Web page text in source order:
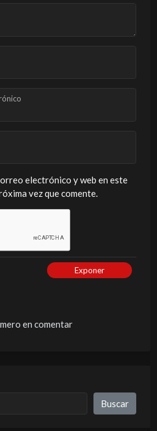
electrónico y web en este
vez que comente.
Exponer
en comentar
Buscar